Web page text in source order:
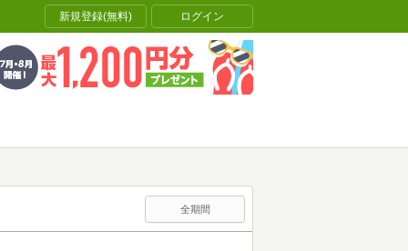
新規登録(無料) ログイン
全期間